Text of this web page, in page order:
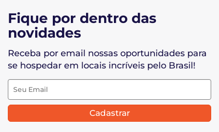
Fique por dentro das
novidades
Receba por email nossas oportunidades para
se hospedar em locais incríveis pelo Brasil!
Cadastrar